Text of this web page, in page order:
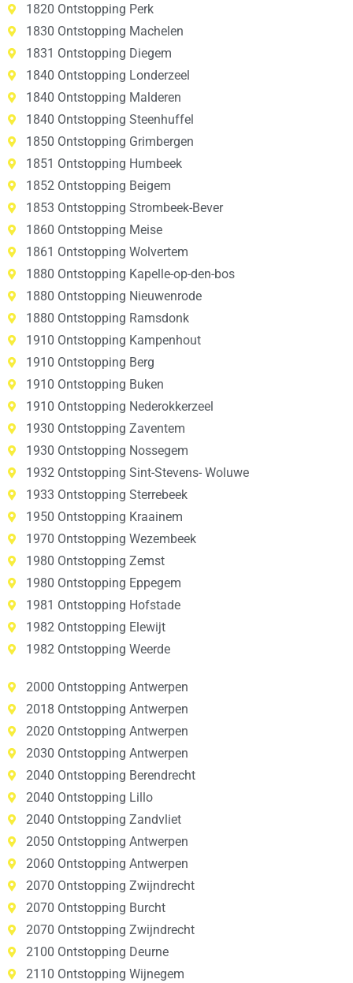
1820 Ontstopping Perk
1830 Ontstopping Machelen
1831 Ontstopping Diegem
1840 Ontstopping Londerzeel
1840 Ontstopping Malderen
1840 Ontstopping Steenhuffel
1850 Ontstopping Grimbergen
1851 Ontstopping Humbeek
1852 Ontstopping Beigem
1853 Ontstopping Strombeek-Bever
1860 Ontstopping Meise
1861 Ontstopping Wolvertem
1880 Ontstopping Kapelle-op-den-bos
1880 Ontstopping Nieuwenrode
1880 Ontstopping Ramsdonk
1910 Ontstopping Kampenhout
1910 Ontstopping Berg
1910 Ontstopping Buken
1910 Ontstopping Nederokkerzeel
1930 Ontstopping Zaventem
1930 Ontstopping Nossegem
1932 Ontstopping Sint-Stevens- Woluwe
1933 Ontstopping Sterrebeek
1950 Ontstopping Kraainem
1970 Ontstopping Wezembeek
1980 Ontstopping Zemst
1980 Ontstopping Eppegem
1981 Ontstopping Hofstade
1982 Ontstopping Elewijt
1982 Ontstopping Weerde
2000 Ontstopping Antwerpen
2018 Ontstopping Antwerpen
2020 Ontstopping Antwerpen
2030 Ontstopping Antwerpen
2040 Ontstopping Berendrecht
2040 Ontstopping Lillo
2040 Ontstopping Zandvliet
2050 Ontstopping Antwerpen
2060 Ontstopping Antwerpen
2070 Ontstopping Zwijndrecht
2070 Ontstopping Burcht
2070 Ontstopping Zwijndrecht
2100 Ontstopping Deurne
2110 Ontstopping Wijnegem